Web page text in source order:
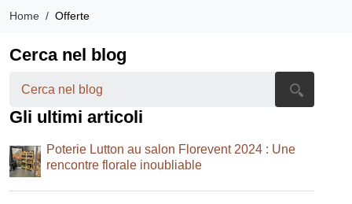
Home Offerte
Cerca nel blog
Gli ultimi articoli
Poterie Lutton au salon Florevent 2024 : Une
rencontre florale inoubliable